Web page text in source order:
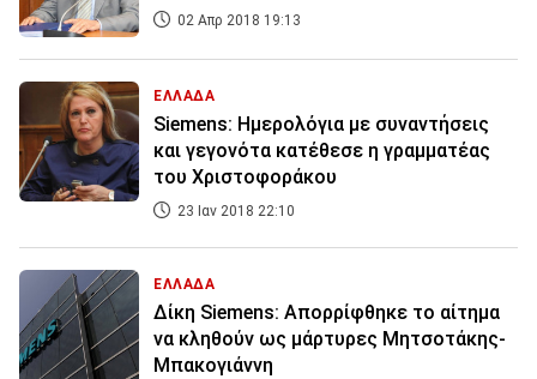
02 Απρ 2018 19:13
ΕΛΛΑΔΑ
Siemens: Ημερολόγια με συναντήσεις
και γεγονότα κατέθεσε η γραμματέας
του Χριστοφοράκου
23 Ιαν 2018 22:10
ΕΛΛΑΔΑ
Δίκη Siemens: Απορρίφθηκε το αίτημα
να κληθούν ως μάρτυρες Μητσοτάκης-
Μπακογιάννη